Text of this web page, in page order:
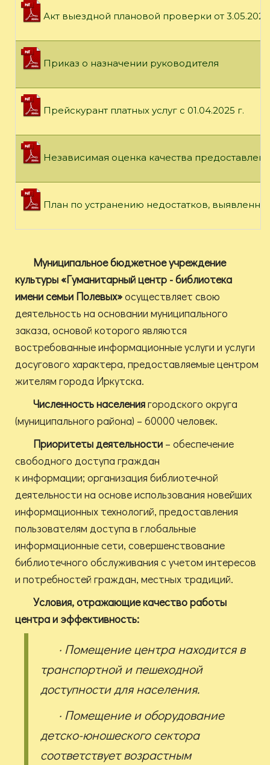
Акт выездной плановой проверки от 3.05.2024
Приказ о назначении руководителя
Прейскурант платных услуг с 01.04.2025 г.
Независимая оценка качества
План по устранению недостатков,
Муниципальное бюджетное учреждение
культуры «Гуманитарный центр - библиотека
имени семьи Полевых»осуществляет свою
деятельность на основании муниципального
заказа, основой которого являются
востребованные информационные услуги и услуги
досугового характера, предоставляемые центром
жителям города Иркутска.
Численность населениягородского округа
(муниципального района) – 60000 человек.
Приоритеты деятельности – обеспечение
свободного доступа граждан
к информации; организация библиотечной
деятельности на основе использования новейших
информационных технологий, предоставления
пользователям доступа в глобальные
информационные сети, совершенствование
библиотечного обслуживания с учетом интересов
и потребностей граждан, местных традиций.
Условия, отражающие качество работы
центра и эффективность:
· Помещение центра находится в
транспортной и пешеходной
доступности для населения.
· Помещение и оборудование
детско-юношеского сектора
соответствует возрастным